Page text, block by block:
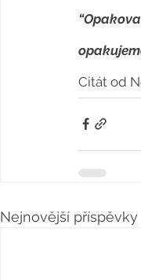
Citát od
Nejnovější příspěvky